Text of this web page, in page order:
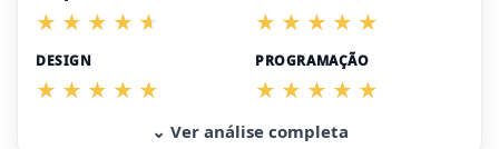
DESIGN PROGRAMAÇÃO
⌄ Ver análise completa